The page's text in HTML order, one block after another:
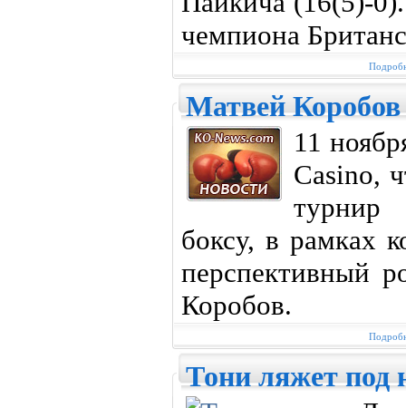
чемпиона
Матвей
11
Casino,
турнир
боксу, в рамках
перспективный
Коробов.
Тони ляжет под